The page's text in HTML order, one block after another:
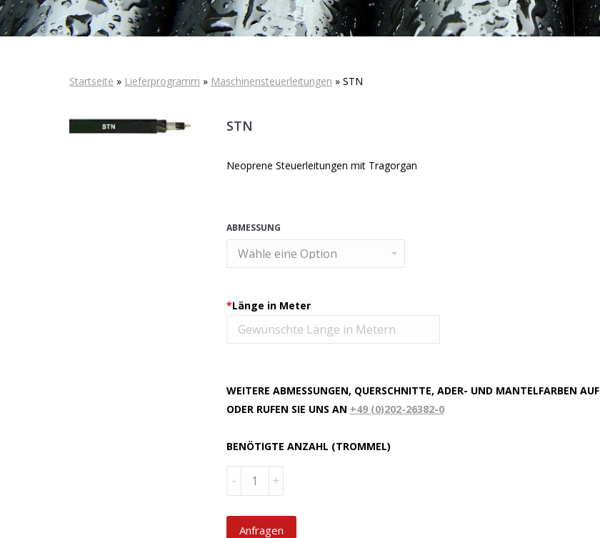
Startseite » Lieferprogramm » Maschinensteuerleitungen » STN
STN
Neoprene Steuerleitungen mit Tragorgan
ABMESSUNG
*Länge in Meter
WEITERE ABMESSUNGEN, QUERSCHNITTE, ADER- UND MANTELFARBEN AUF
ODER RUFEN SIE UNS AN +49 (0)202-26382-0
BENÖTIGTE ANZAHL (TROMMEL)
Menge
Anfragen